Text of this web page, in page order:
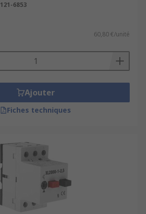
121-6853
60,80 €/unité
Ajouter
Fiches techniques